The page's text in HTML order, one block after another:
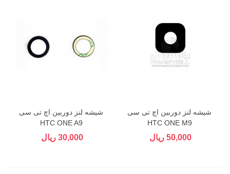
شیشه لنز دوربین اچ تی سی
HTC ONE M9
50,000 ریال
شیشه لنز دوربین اچ تی سی
HTC ONE A9
30,000 ریال